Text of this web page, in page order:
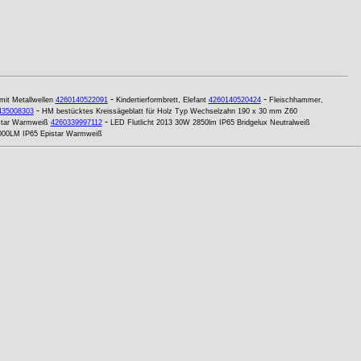
Metallwellen 4260140522091- Kindertierformbrett, Elefant 4260140520424- Fleischhammer,
- HM bestücktes Kreissägeblatt für Holz Typ Wechselzahn 190 x 30 mm Z60
Warmweiß 4260339997112- LED Flutlicht 2013 30W 2850lm IP65 Bridgelux Neutralweiß
IP65 Epistar Warmweiß